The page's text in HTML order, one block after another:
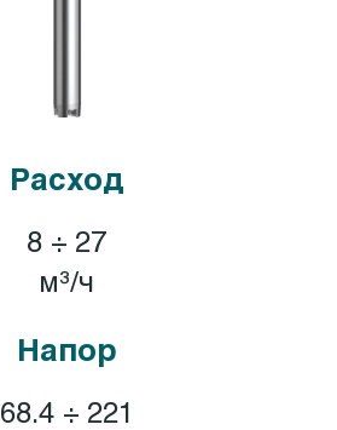
Расход
8 ÷ 27
м³/ч
Напор
68.4 ÷ 221